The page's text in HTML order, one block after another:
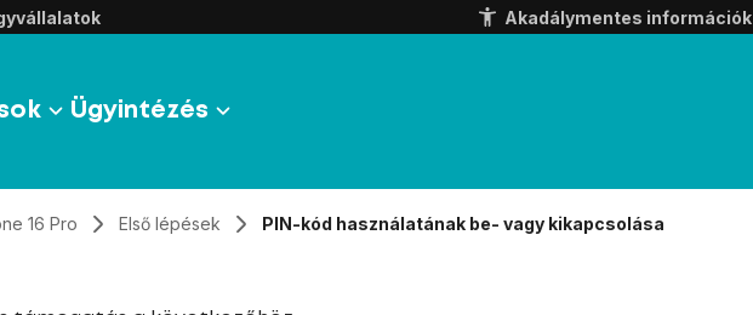
Akadálymentes információk
Ügyintézés
16 Pro Első lépések PIN-kód használatának be- vagy kikapcsolása